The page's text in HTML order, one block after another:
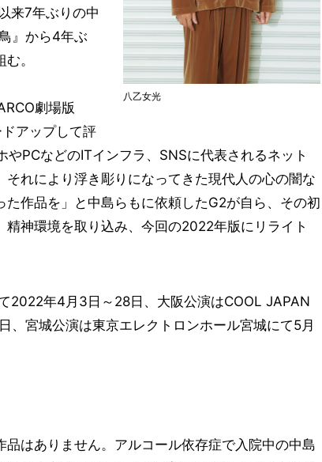
八乙女光
来7年ぶりの中
』から4年ぶ
。
劇場版
アップして評
PCなどのITインフラ、SNSに代表されるネット
れにより浮き彫りになってきた現代人の心の闇な
た作品を」と中島らもに依頼したG2が自ら、その初
神環境を取り込み、今回の2022年版にリライト
2022年4月3日～28日、大阪公演はCOOL JAPAN
、宮城公演は東京エレクトロンホール宮城にて5月
はありません。アルコール依存症で入院中の中島